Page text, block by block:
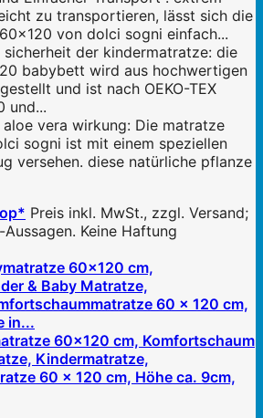
zu transportieren, lässt sich die
von dolci sogni einfach...
der kindermatratze: die
babybett wird aus hochwertigen
und ist nach OEKO-TEX
und...
aloe vera wirkung: Die matratze
sogni ist mit einem speziellen
versehen. diese natürliche pflanze
Preis inkl. MwSt., zzgl. Versand;
Keine Haftung
60x120 cm, Komfortschaum
Kindermatratze,
60 x 120 cm, Höhe ca. 9cm,